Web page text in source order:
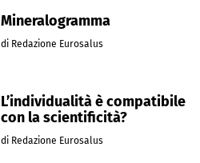
Mineralogramma
di Redazione Eurosalus
L’individualità è compatibile
con la scientificità?
di Redazione Eurosalus